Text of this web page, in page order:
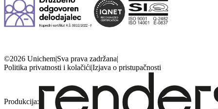
©2026 Unichem|Sva prava zadržana|
Politika privatnosti i kolačići|Izjava o pristupačnosti
Produkcija: